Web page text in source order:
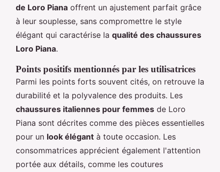
de Loro Piana offrent un ajustement parfait grâce
à leur souplesse, sans compromettre le style
élégant qui caractérise la qualité des chaussures
Loro Piana.
Points positifs mentionnés par les utilisatrices
Parmi les points forts souvent cités, on retrouve la
durabilité et la polyvalence des produits. Les
chaussures italiennes pour femmes de Loro
Piana sont décrites comme des pièces essentielles
pour un look élégant à toute occasion. Les
consommatrices apprécient également l'attention
portée aux détails, comme les coutures